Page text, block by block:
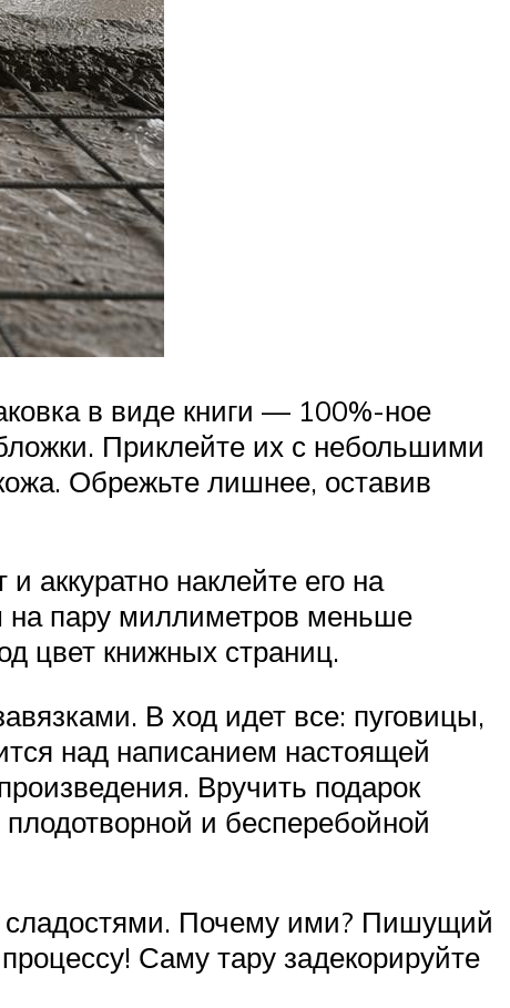
в виде книги — 100%-ное
Приклейте их с небольшими
Обрежьте лишнее, оставив
аккуратно наклейте его на
на пару миллиметров меньше
цвет книжных страниц.
В ход идет все: пуговицы,
над написанием настоящей
Вручить подарок
и бесперебойной
сладостями. Почему ими? Пишущий
Саму тару задекорируйте